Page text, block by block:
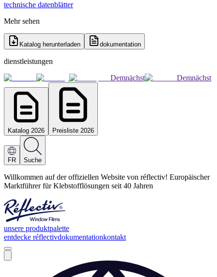
technische datenblätter
Mehr sehen
Katalog herunterladen dokumentation
dienstleistungen
Demnächst
Demnächst
Katalog 2026 Preisliste 2026
FR Suche
Willkommen auf der offiziellen Website von réflectiv! Europäischer
Marktführer für Klebstofflösungen seit 40 Jahren
unsere produktpalette
entdecke réflectivdokumentationkontakt